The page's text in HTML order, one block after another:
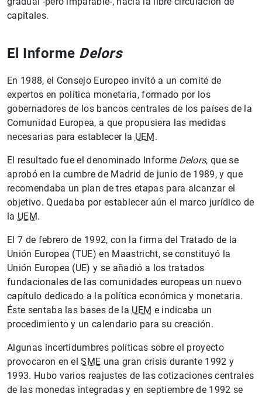
capitales.
El Informe Delors
En 1988, el Consejo Europeo invitó a un comité de
expertos en política monetaria, formado por los
gobernadores de los bancos centrales de los países de la
Comunidad Europea, a que propusiera las medidas
necesarias para establecer la UEM.
El resultado fue el denominado Informe Delors, que se
aprobó en la cumbre de Madrid de junio de 1989, y que
recomendaba un plan de tres etapas para alcanzar el
objetivo. Quedaba por establecer aún el marco jurídico de
la UEM.
El 7 de febrero de 1992, con la firma del Tratado de la
Unión Europea (TUE) en Maastricht, se constituyó la
Unión Europea (UE) y se añadió a los tratados
fundacionales de las comunidades europeas un nuevo
capítulo dedicado a la política económica y monetaria.
Éste sentaba las bases de la UEM e indicaba un
procedimiento y un calendario para su creación.
Algunas incertidumbres políticas sobre el proyecto
provocaron en elSME una gran crisis durante 1992 y
1993. Hubo varios reajustes de las cotizaciones centrales
de las monedas integradas y en septiembre de 1992 se